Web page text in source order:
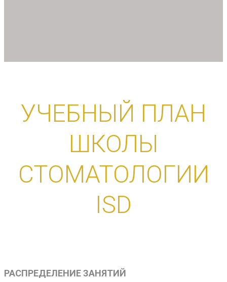
УЧЕБНЫЙ ПЛАН
ШКОЛЫ
СТОМАТОЛОГИИ
ISD
РАСПРЕДЕЛЕНИЕ ЗАНЯТИЙ